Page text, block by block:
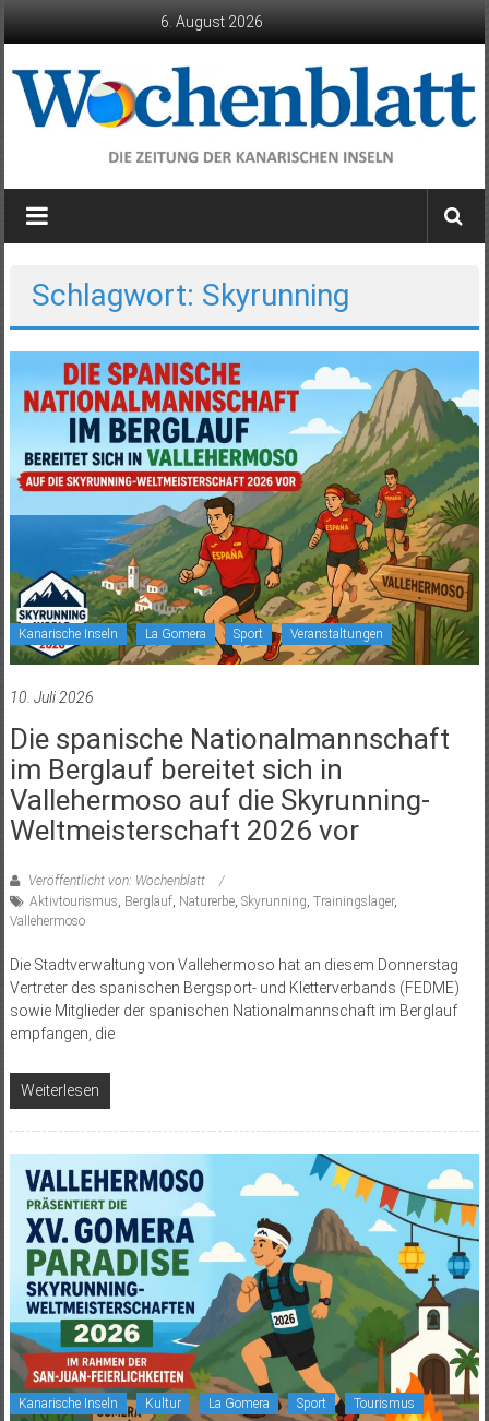
6. August 2026
Wochenblatt
die
Kanarischen
Inseln
Schlagwort: Skyrunning
Kanarische Inseln La Gomera Sport Veranstaltungen
10. Juli 2026
Die spanische Nationalmannschaft
im Berglauf bereitet sich in
Vallehermoso auf die Skyrunning-
Weltmeisterschaft 2026 vor
Veröffentlicht von: Wochenblatt
Aktivtourismus Berglauf, Naturerbe, Skyrunning Trainingslager,
Vallehermoso
Die Stadtverwaltung von Vallehermoso hat an diesem Donnerstag
Vertreter des spanischen Bergsport- und Kletterverbands (FEDME)
sowie Mitglieder der spanischen Nationalmannschaft im Berglauf
empfangen, die
Weiterlesen
Kanarische Inseln Kultur La Gomera Sport Tourismus